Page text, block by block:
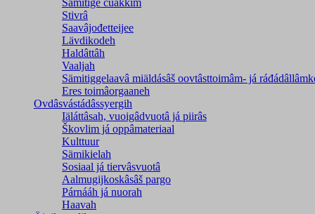
Sämitige čuákkim
Stivrâ
Saavâjođetteijee
Lävdikodeh
Haldâttâh
Vaaljah
Sämitiggelaavâ miäldásâš oovtâsttoimâm- já
Eres toimâorgaaneh
Ovdâsvástádâssyergih
Iäláttâsah, vuoigâdvuotâ já piirâs
Škovlim já oppâmateriaal
Kulttuur
Sämikielah
Sosiaal já tiervâsvuotâ
Aalmugijkoskâsâš pargo
Párnááh já nuorah
Haavah